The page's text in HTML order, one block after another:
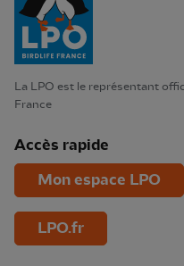
La LPO est le représentant
France
Accès rapide
Mon espace LPO
LPO.fr